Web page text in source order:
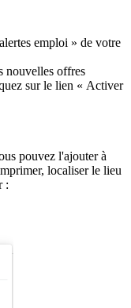
emploi » de votre
nouvelles offres
sur le lien « Activer
pouvez l'ajouter à
localiser le lieu
: